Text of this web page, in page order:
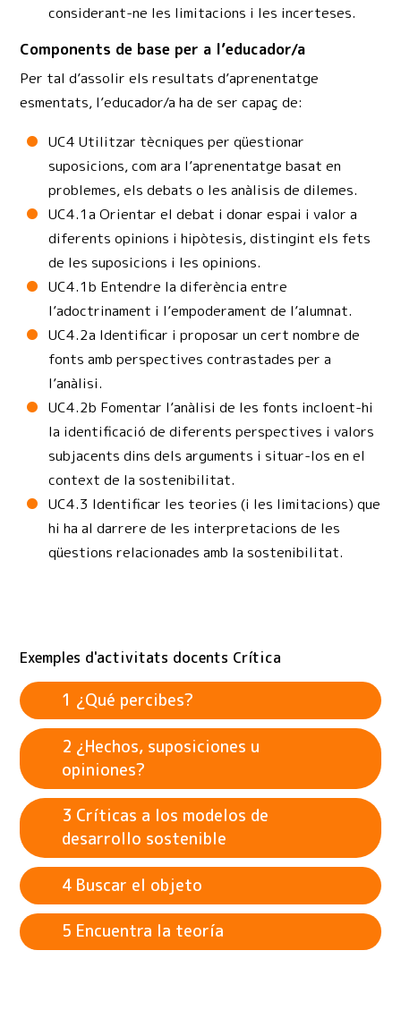
considerant-ne les limitacions i les incerteses.
Components de base per a l’educador/a
Per tal d’assolir els resultats d’aprenentatge
esmentats, l’educador/a ha de ser capaç de:
UC4 Utilitzar tècniques per qüestionar
suposicions, com ara l’aprenentatge basat en
problemes, els debats o les anàlisis de dilemes.
UC4.1a Orientar el debat i donar espai i valor a
diferents opinions i hipòtesis, distingint els fets
de les suposicions i les opinions.
UC4.1b Entendre la diferència entre
l’adoctrinament i l’empoderament de l’alumnat.
UC4.2a Identificar i proposar un cert nombre de
fonts amb perspectives contrastades per a
l’anàlisi.
UC4.2b Fomentar l’anàlisi de les fonts incloent-hi
la identificació de diferents perspectives i valors
subjacents dins dels arguments i situar-los en el
context de la sostenibilitat.
UC4.3 Identificar les teories (i les limitacions) que
hi ha al darrere de les interpretacions de les
qüestions relacionades amb la sostenibilitat.
Exemples d'activitats docents Crítica
1 ¿Qué percibes?
Posible sesgo de investigación o agenda
debido a los vínculos entre la fuente de
financiación y la organización
Enfoque diferente dependiendo de la fuente
2 ¿Hechos, suposiciones u
opiniones?
3 Críticas a los modelos de
desarrollo sostenible
4 Buscar el objeto
5 Encuentra la teoría